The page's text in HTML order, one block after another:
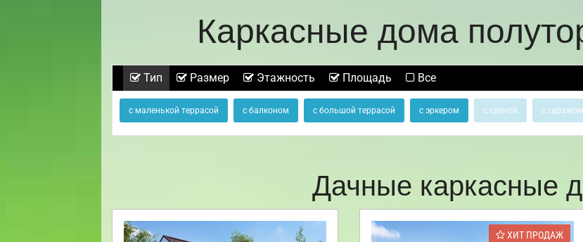
Каркасные дома
Тип Размер Этажность Площадь Все
с маленькой террасой с балконом с большой террасой с эркером с сауной с гаражом
Дачные каркасные
ХИТ ПРОДАЖ